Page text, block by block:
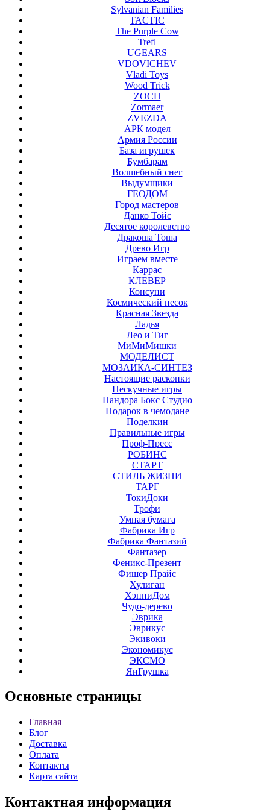
Sylvanian Families
TACTIC
The Purple Cow
Trefl
UGEARS
VDOVICHEV
Vladi Toys
Wood Trick
ZOCH
Zormaer
ZVEZDA
АРК модел
Армия России
База игрушек
Бумбарам
Волшебный снег
Выдумщики
ГЕОДОМ
Город мастеров
Данко Тойс
Десятое королевство
Дракоша Тоша
Древо Игр
Играем вместе
Каррас
КЛЕВЕР
Консуни
Космический песок
Красная Звезда
Ладья
Лео и Тиг
МиМиМишки
МОДЕЛИСТ
МОЗАИКА-СИНТЕЗ
Настоящие раскопки
Нескучные игры
Пандора Бокс Студио
Подарок в чемодане
Поделкин
Правильные игры
Проф-Пресс
РОБИНС
СТАРТ
СТИЛЬ ЖИЗНИ
ТАРГ
ТокиДоки
Трофи
Умная бумага
Фабрика Игр
Фабрика Фантазий
Фантазер
Феникс-Презент
Фишер Прайс
Хулиган
ХэппиДом
Чудо-дерево
Эврика
Эврикус
Экивоки
Экономикус
ЭКСМО
ЯиГрушка
Основные страницы
Главная
Блог
Доставка
Оплата
Контакты
Карта сайта
Контактная информация